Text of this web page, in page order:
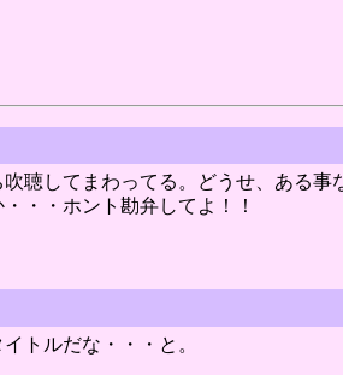
聴してまわってる。どうせ、ある
・・ホント勘弁してよ！！
トルだな・・・と。